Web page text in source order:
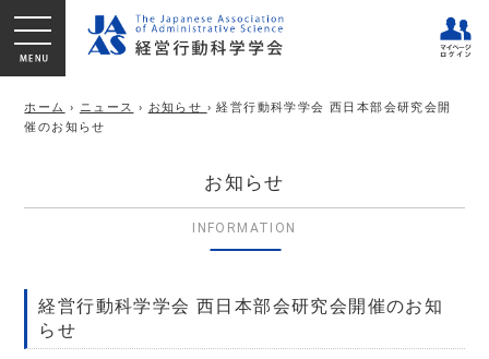
ホーム › ニュース › お知らせ › 経営行動科学学会 西日本部会研究会開
催のお知らせ
お知らせ
INFORMATION
経営行動科学学会 西日本部会研究会開催のお知
らせ